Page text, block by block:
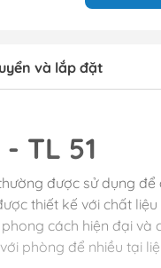
và lắp đặt
TL 51
được sử dụng
thiết kế với chất
cách hiện đại
phòng để nhiều tại